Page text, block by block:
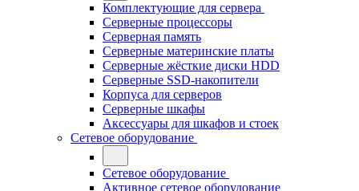
Комплектующие для сервера
Серверные процессоры
Серверная память
Серверные материнские платы
Серверные жёсткие диски HDD
Серверные SSD-накопители
Корпуса для серверов
Серверные шкафы
Аксессуары для шкафов и стоек
Сетевое оборудование
Сетевое оборудование
Активное сетевое оборудование